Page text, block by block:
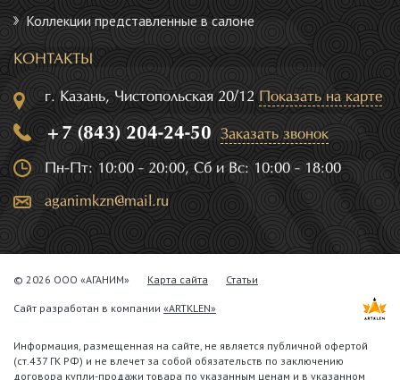
Коллекции представленные в салоне
КОНТАКТЫ
г. Казань, Чистопольская 20/12 Показать на карте
+7 (843) 204-24-50 Заказать звонок
Пн-Пт: 10:00 - 20:00, Сб и Вс: 10:00 - 18:00
aganimkzn@mail.ru
© 2026 ООО «АГАНИМ» Карта сайта Статьи
Сайт разработан в компании «ARTKLEN»
Информация, размещенная на сайте, не является публичной офертой
(ст.437 ГК РФ) и не влечет за собой обязательств по заключению
договора купли-продажи товара по указанным ценам и в указанном